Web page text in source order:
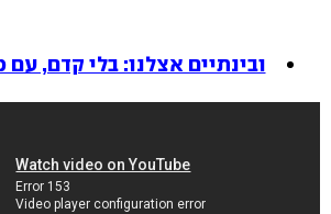
ובינתיים אצלנו: בלי קדם, עם